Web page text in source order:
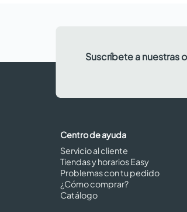
Suscríbete a nuestras
Centro de ayuda
Servicio al cliente
Tiendas y horarios Easy
Problemas con tu pedido
¿Cómo comprar?
Catálogo